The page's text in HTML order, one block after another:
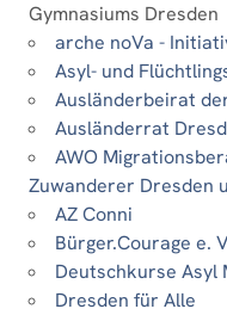
Gymnasiums Dresden
arche noVa -
Asyl- und
Ausländerbeirat
Ausländerrat
AWO
Zuwanderer Dresden
AZ Conni
Bürger.Courage e.
Deutschkurse Asyl
Dresden für Alle